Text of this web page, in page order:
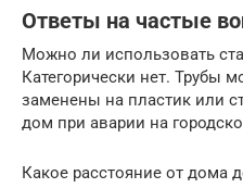
Ответы на частые
Можно ли использовать
Категорически нет. Трубы
заменены на пластик или
дом при аварии на
Какое расстояние от дома